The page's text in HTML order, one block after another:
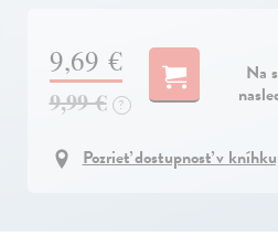
9,69 €
9,99 € ?
Na
Pozrieť dostupnosť v